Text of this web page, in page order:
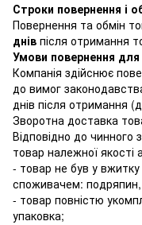
Строки повернення і
Повернення та обмін
днів після отримання
Умови повернення для
Компанія здійснює
до вимог
днів після отримання
Зворотна доставка
Відповідно до
товар належної якості
- товар не був у вжитку
споживачем:
- товар повністю
упаковка;